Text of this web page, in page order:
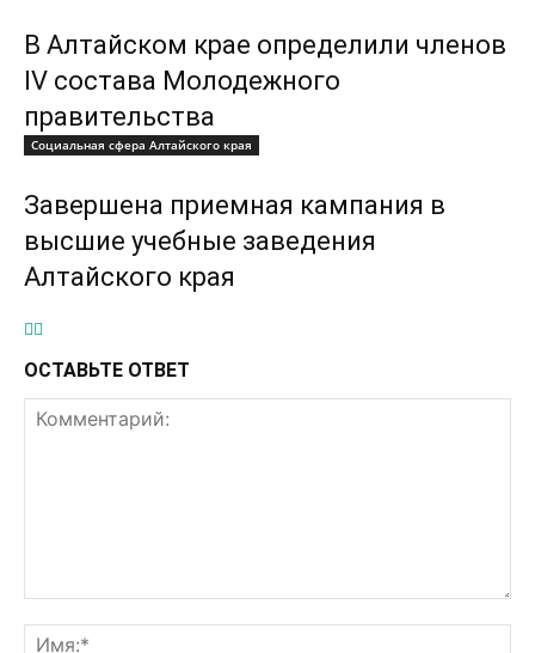
В Алтайском крае определили членов
IV состава Молодежного
правительства
Социальная сфера Алтайского края
Завершена приемная кампания в
высшие учебные заведения
Алтайского края
ОСТАВЬТЕ ОТВЕТ